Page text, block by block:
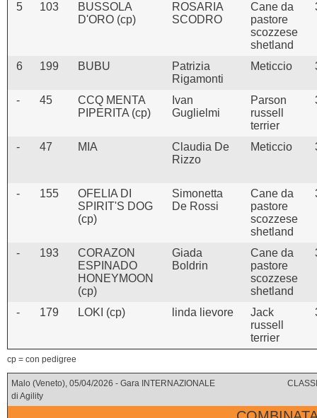
5 103
BUSSOLA
D'ORO (cp)
ROSARIA
SCODRO
Cane da
pastore
scozzese
shetland
6 199 BUBU
Patrizia
Rigamonti
Meticcio
- 45
CCQ MENTA
PIPERITA (cp)
Ivan
Guglielmi
Parson
russell
terrier
- 47 MIA
Claudia De
Rizzo
Meticcio
- 155
OFELIA DI
SPIRIT'S DOG
(cp)
Simonetta
De Rossi
Cane da
pastore
scozzese
shetland
- 193
CORAZON
ESPINADO
HONEYMOON
(cp)
Giada
Boldrin
Cane da
pastore
scozzese
shetland
- 179 LOKI (cp) linda lievore
Jack
russell
terrier
cp = con pedigree
Malo (Veneto), 05/04/2026 - Gara INTERNAZIONALE
di Agility